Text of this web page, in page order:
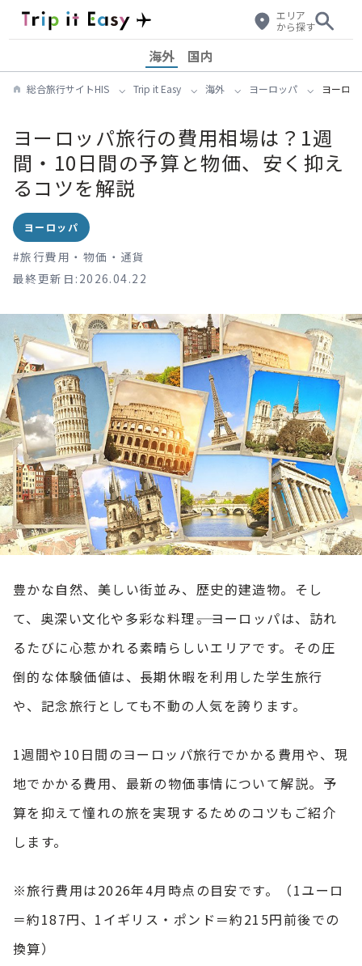
エリア
から探す
海外 国内
総合旅行サイトHIS Trip it Easy 海外 ヨーロッパ ヨーロ
ヨーロッパ旅行の費用相場は？1週
間・10日間の予算と物価、安く抑え
るコツを解説
ヨーロッパ
#旅行費用・物価・通貨
最終更新日:2026.04.22
豊かな自然、美しい街並み、歴史的建造物。そし
て、奥深い文化や多彩な料理――。ヨーロッパは、訪れ
るたびに心惹かれる素晴らしいエリアです。その圧
倒的な体験価値は、長期休暇を利用した学生旅行
や、記念旅行としても不動の人気を誇ります。
1週間や10日間のヨーロッパ旅行でかかる費用や、現
地でかかる費用、最新の物価事情について解説。予
算を抑えて憧れの旅を実現するためのコツもご紹介
します。
※旅行費用は2026年4月時点の目安です。（1ユーロ
＝約187円、1イギリス・ポンド＝約215円前後での
換算）